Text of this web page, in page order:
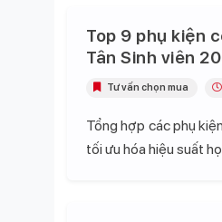
Top 9 phụ kiện
Tân Sinh viên
Tổng hợp các phụ
tối ưu hóa hiệu suất
Tư vấn chọn mua